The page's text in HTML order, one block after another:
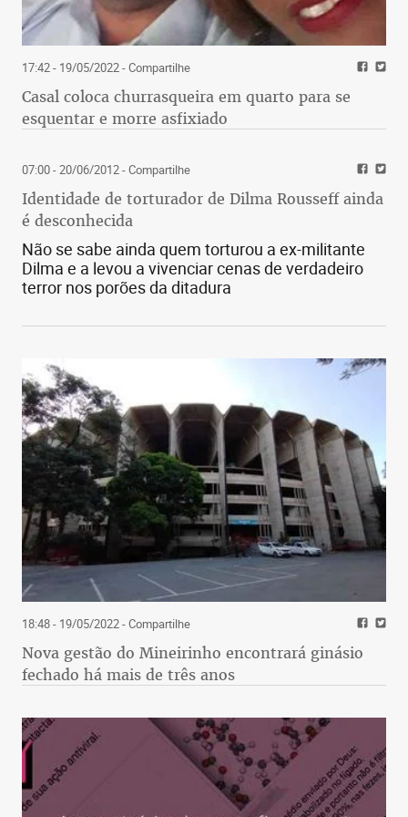
tentou desconversar sobre o assunto reeleição:
"Em um momento tão grave como este, digo que
arregaçarmos as mangas para salvar vidas”.
Tiro no pé
É o que pode acontecer já que o senador Renan
Calheiros (MDB-AL) foi obrigado a abrir mão da
presidência da CPI da COVID-19 porque foi
considerado “impedido” pelos demais senadores
por ser pai do governador de Alagoas, Renan Filho
(MDB). Enquanto o presidente da CPI é o
responsável por conduzir os trabalhos de
investigação e por determinar as fases que o
colegiado vai seguir e o ritmo dos trabalhos, o
relator prepara o parecer final, após os trabalhos.
indiciamentos ou não.
Pinga-fogo
17:42 - 19/05/2022- Compartilhe
Casal coloca churrasqueira em quarto para se
esquentar e morre asfixiado
07:00 - 20/06/2012- Compartilhe
Identidade de torturador de Dilma Rousseff ainda
é desconhecida
Não se sabe ainda quem torturou a ex-militante
Dilma e a levou a vivenciar cenas de verdadeiro
terror nos porões da ditadura
18:48 - 19/05/2022- Compartilhe
Nova gestão do Mineirinho encontrará ginásio
fechado há mais de três anos